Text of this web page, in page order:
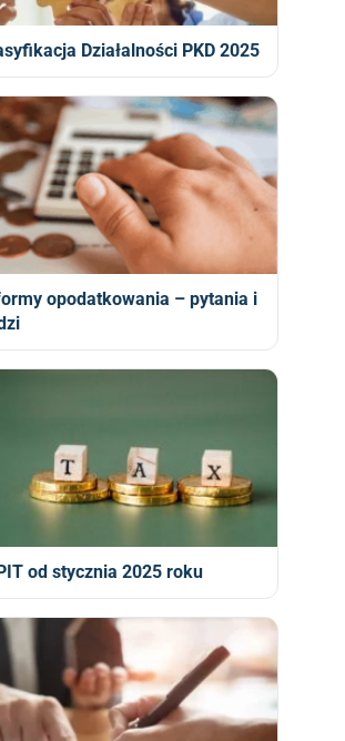
Działalności PKD 2025
opodatkowania – pytania i
od stycznia 2025 roku